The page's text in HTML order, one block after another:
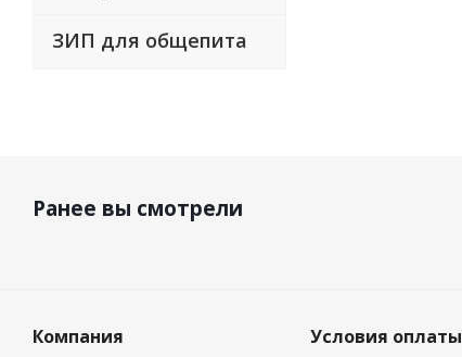
ЗИП для общепита
Ранее вы смотрели
Компания Условия оплаты